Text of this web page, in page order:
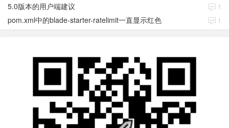
5.0版本的用户端建议 1
pom.xml中的blade-starter-ratelimit一直显示红色 1